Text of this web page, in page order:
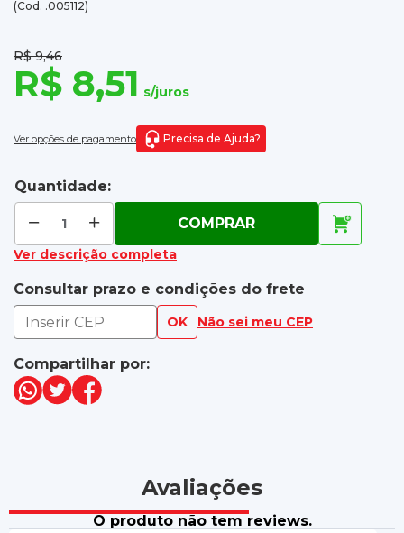
(Cod. .005112)
R$ 9,46
R$ 8,51 s/juros
Ver opções de pagamento Precisa de Ajuda?
Quantidade:
COMPRAR
Ver descrição completa
Consultar prazo e condições do frete
OK Não sei meu CEP
Compartilhar por:
Avaliações
O produto não tem reviews.